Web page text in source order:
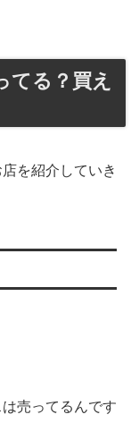
てる？買え
を紹介していき
売ってるんです